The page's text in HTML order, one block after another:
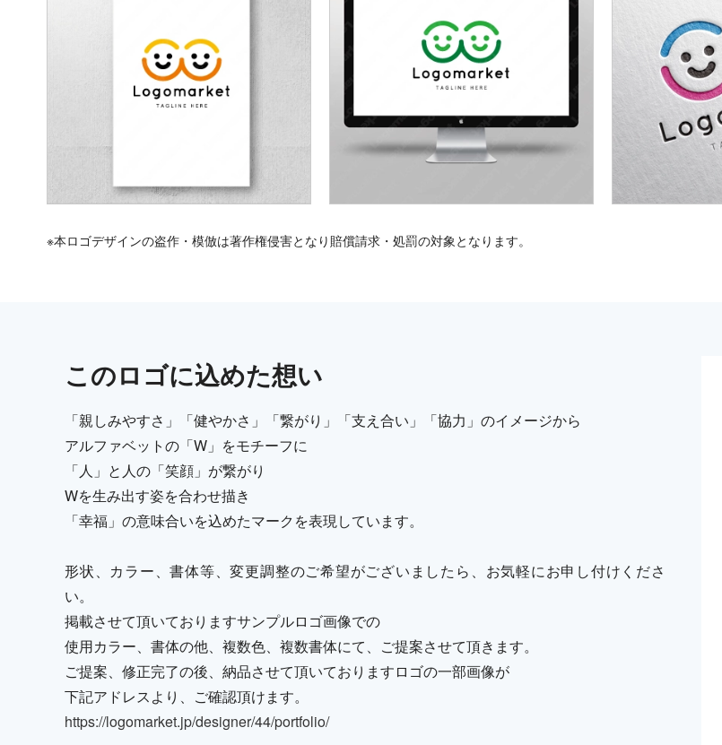
※本ロゴデザインの盗作・模倣は著作権侵害となり賠償請求・処罰の対象となります。
このロゴに込めた想い
「親しみやすさ」「健やかさ」「繋がり」「支え合い」「協力」のイメージから
アルファベットの「W」をモチーフに
「人」と人の「笑顔」が繋がり
Wを生み出す姿を合わせ描き
「幸福」の意味合いを込めたマークを表現しています。
形状、カラー、書体等、変更調整のご希望がございましたら、お気軽にお申し付けくださ
い。
掲載させて頂いておりますサンプルロゴ画像での
使用カラー、書体の他、複数色、複数書体にて、ご提案させて頂きます。
ご提案、修正完了の後、納品させて頂いておりますロゴの一部画像が
下記アドレスより、ご確認頂けます。
https://logomarket.jp/designer/44/portfolio/